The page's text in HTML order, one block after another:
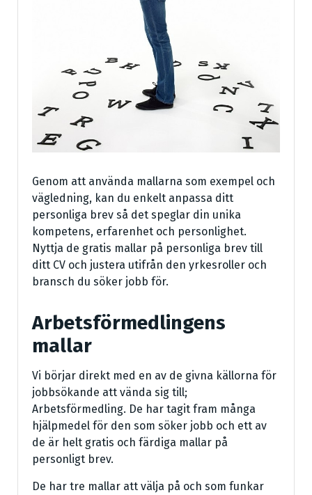
Genom att använda mallarna som exempel och
vägledning, kan du enkelt anpassa ditt
personliga brev så det speglar din unika
kompetens, erfarenhet och personlighet.
Nyttja de gratis mallar på personliga brev till
ditt CV och justera utifrån den yrkesroller och
bransch du söker jobb för.
Arbetsförmedlingens
mallar
Vi börjar direkt med en av de givna källorna för
jobbsökande att vända sig till;
Arbetsförmedling. De har tagit fram många
hjälpmedel för den som söker jobb och ett av
de är helt gratis och färdiga mallar på
personligt brev.
De har tre mallar att välja på och som funkar